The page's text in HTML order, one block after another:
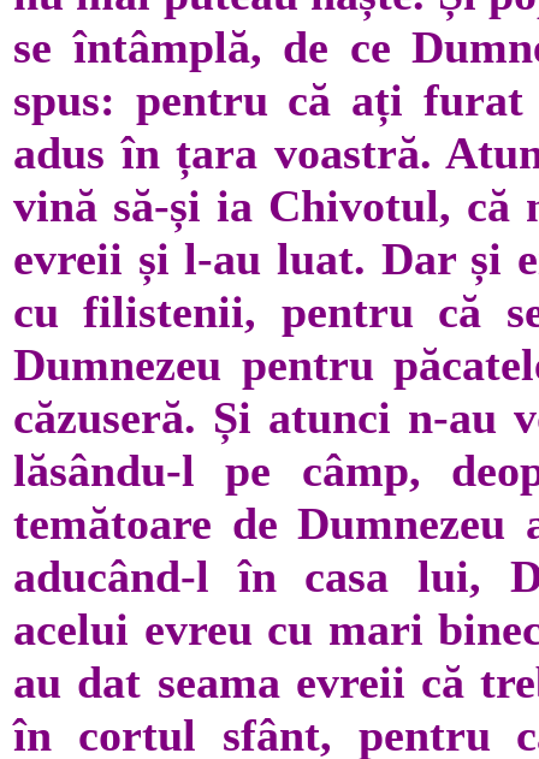
se întâmplă, de ce
spus: pentru că ați
adus în țara voastră.
vină să-și ia Chivotul, că
evreii și l-au luat. Dar și
cu filistenii, pentru că
Dumnezeu pentru
căzuseră. Și atunci n-au
lăsându-l pe câmp,
temătoare de
aducând-l în casa lui,
acelui evreu cu mari
au dat seama evreii că
în cortul sfânt, pentru